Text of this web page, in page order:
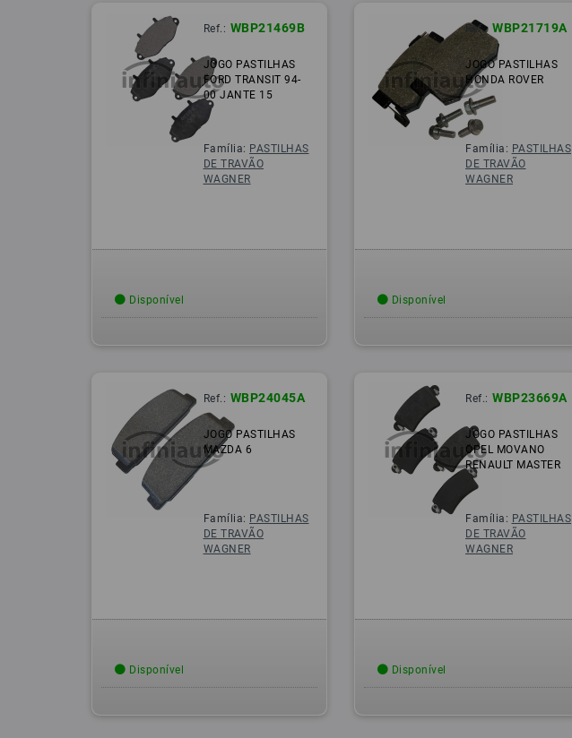
Ref.: WBP21469B
JOGO PASTILHAS
FORD TRANSIT 94-
00 JANTE 15
Família: PASTILHAS
DE TRAVÃO
WAGNER
Disponível
Ref.: WBP21719A
JOGO PASTILHAS
HONDA ROVER
Família: PASTILHAS
DE TRAVÃO
WAGNER
Disponível
Ref.: WBP24045A
JOGO PASTILHAS
MAZDA 6
Família: PASTILHAS
DE TRAVÃO
WAGNER
Disponível
Ref.: WBP23669A
JOGO PASTILHAS
OPEL MOVANO
RENAULT MASTER
Família: PASTILHAS
DE TRAVÃO
WAGNER
Disponível